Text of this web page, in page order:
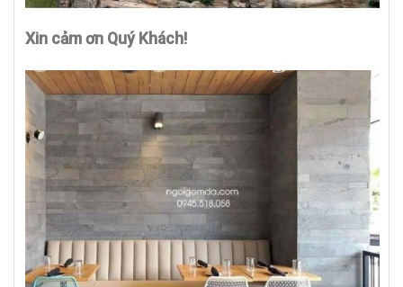
Xin cảm ơn Quý Khách!